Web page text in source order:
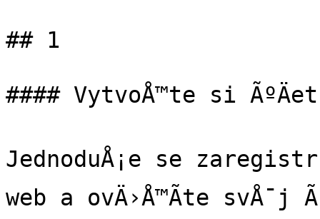
## 1
#### VytvoÅ™te si ÃºÄet
JednoduÅ¡e se
web a ovÄ›Å™Ã­te svÅ¯j